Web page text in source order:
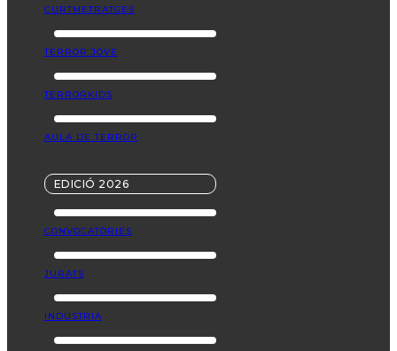
CURTMETRATGES
TERROR JOVE
TERRORKIDS
AULA DE TERROR
EDICIÓ 2026
CONVOCATÒRIES
JURATS
INDÚSTRIA